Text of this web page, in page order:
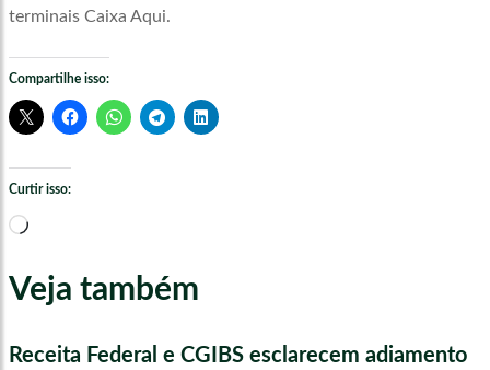
terminais Caixa Aqui.
Compartilhe isso:
Curtir isso:
Carregando...
Veja também
Receita Federal e CGIBS esclarecem adiamento